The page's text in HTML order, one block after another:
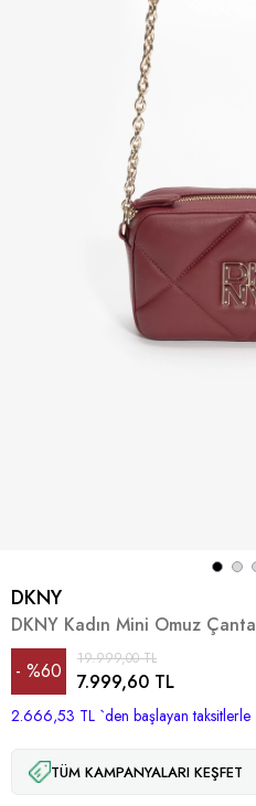
DKNY
DKNY Kadın Mini Omuz
%60
İndirim
19.999,00 TL
7.999,60 TL
2.666,53 TL `den başlayan taksitlerle
TÜM KAMPANYALARI KEŞFET